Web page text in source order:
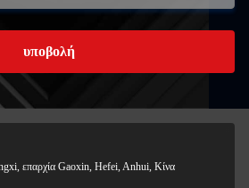
υποβολή
επαρχία Gaoxin, Hefei, Anhui, Κίνα